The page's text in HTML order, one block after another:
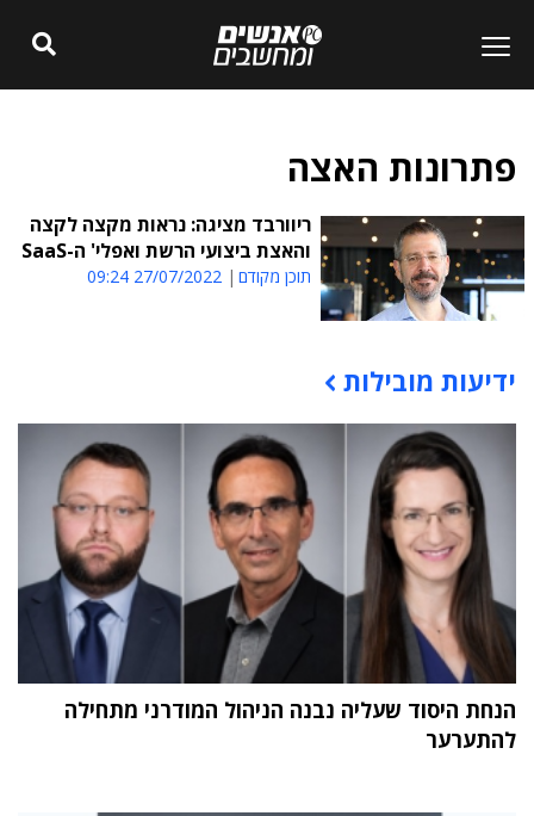
פתרונות האצה
ריוורבד מציגה: נראות מקצה לקצה
והאצת ביצועי הרשת ואפלי' ה-SaaS
תוכן מקודם 27/07/2022 09:24
תוכן פרסומי
ידיעות מובילות
הנחת היסוד שעליה נבנה הניהול המודרני מתחילה
להתערער